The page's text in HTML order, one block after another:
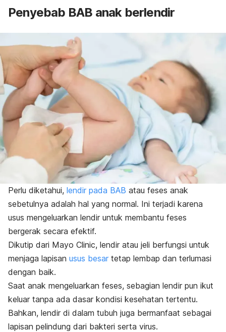
Penyebab BAB anak berlendir
Perlu diketahui, lendir pada BAB atau feses anak
sebetulnya adalah hal yang normal. Ini terjadi karena
usus mengeluarkan lendir untuk membantu feses
bergerak secara efektif.
Dikutip dari Mayo Clinic, lendir atau jeli berfungsi untuk
menjaga lapisan usus besar tetap lembap dan terlumasi
dengan baik.
Saat anak mengeluarkan feses, sebagian lendir pun ikut
keluar tanpa ada dasar kondisi kesehatan tertentu.
Bahkan, lendir di dalam tubuh juga bermanfaat sebagai
lapisan pelindung dari bakteri serta virus.